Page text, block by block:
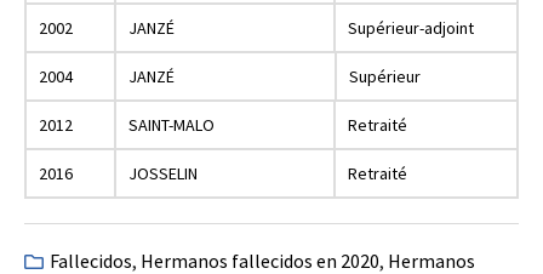
2002 JANZÉ Supérieur-adjoint
2004 JANZÉ Supérieur
2012 SAINT-MALO Retraité
2016 JOSSELIN Retraité
Fallecidos, Hermanos fallecidos en 2020, Hermanos